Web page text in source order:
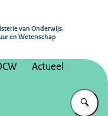
van Onderwijs,
en Wetenschap
Actueel